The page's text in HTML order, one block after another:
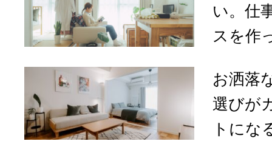
い。仕
スを作
お洒落
選びが
トにな